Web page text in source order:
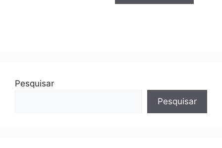
Pesquisar
Pesquisar